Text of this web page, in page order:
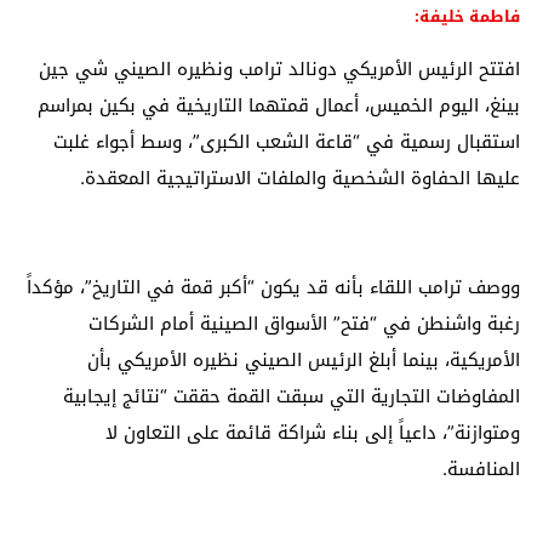
فاطمة خليفة:
افتتح الرئيس الأمريكي دونالد ترامب ونظيره الصيني شي جين
بينغ، اليوم الخميس، أعمال قمتهما التاريخية في بكين بمراسم
استقبال رسمية في “قاعة الشعب الكبرى”، وسط أجواء غلبت
عليها الحفاوة الشخصية والملفات الاستراتيجية المعقدة.
ووصف ترامب اللقاء بأنه قد يكون “أكبر قمة في التاريخ”، مؤكداً
رغبة واشنطن في “فتح” الأسواق الصينية أمام الشركات
الأمريكية، بينما أبلغ الرئيس الصيني نظيره الأمريكي بأن
المفاوضات التجارية التي سبقت القمة حققت “نتائج إيجابية
ومتوازنة”، داعياً إلى بناء شراكة قائمة على التعاون لا
المنافسة.